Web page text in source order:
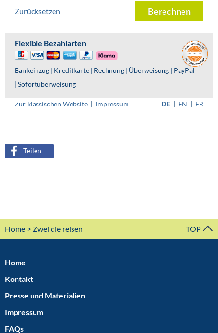
Teilen
Home > Zwei die reisen TOP
Home
Kontakt
Presse und Materialien
Impressum
FAQs